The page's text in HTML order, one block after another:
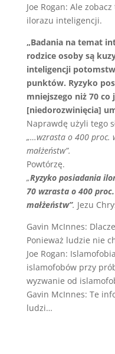
Joe Rogan: Ale
ilorazu inteligencji.
„Badania na temat
rodzice osoby są
inteligencji
punktów. Ryzyko
mniejszego niż 70
[niedorozwinięcia]
Naprawdę użyli tego
„…wzrasta o 400 proc.
małżeństw”.
Powtórzę.
„Ryzyko posiadania
70 wzrasta o 400
małżeństw”. Jezu
Gavin McInnes:
Ponieważ ludzie nie
Joe Rogan:
islamofobów przy
wyzwanie od
Gavin McInnes: Te
ludzi…